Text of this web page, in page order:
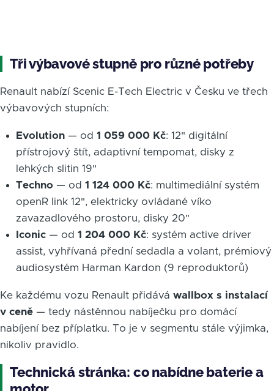
Tři výbavové stupně pro různé potřeby
Renault nabízí Scenic E-Tech Electric v Česku ve třech
výbavových stupních:
Evolution— od 1 059 000 Kč: 12" digitální
přístrojový štít, adaptivní tempomat, disky z
lehkých slitin 19"
Techno— od 1 124 000 Kč: multimediální systém
openR link 12", elektricky ovládané víko
zavazadlového prostoru, disky 20"
Iconic— od 1 204 000 Kč: systém active driver
assist, vyhřívaná přední sedadla a volant, prémiový
audiosystém Harman Kardon (9 reproduktorů)
Ke každému vozu Renault přidává wallbox s instalací
v ceně — tedy nástěnnou nabíječku pro domácí
nabíjení bez příplatku. To je v segmentu stále výjimka,
nikoliv pravidlo.
Technická stránka: co nabídne baterie a